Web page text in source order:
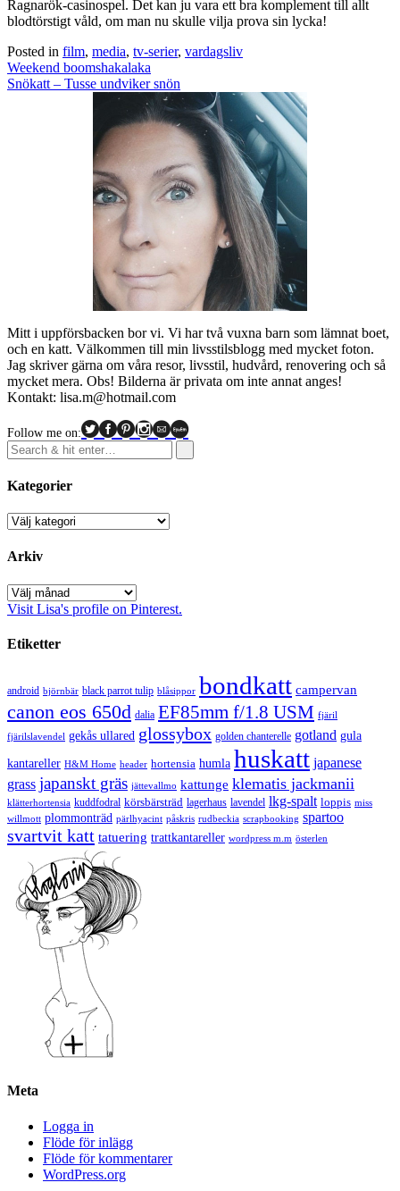
Ragnarök-casinospel. Det kan ju vara ett bra komplement till allt
blodtörstigt våld, om man nu skulle vilja prova sin lycka!
Posted in film, media, tv-serier, vardagsliv
Post
navigation
Weekend boomshakalaka
Snökatt – Tusse undviker snön
Mitt i uppförsbacken bor vi. Vi har två vuxna barn som lämnat boet,
och en katt. Välkommen till min livsstilsblogg med mycket foton.
Jag skriver gärna om våra resor, livsstil, hudvård, renovering och så
mycket mera. Obs! Bilderna är privata om inte annat anges!
Kontakt: lisa.m@hotmail.com
Follow me on:
Kategorier
Kategorier
Arkiv
Arkiv
Visit Lisa's profile on Pinterest.
Etiketter
android björnbär black parrot tulip blåsippor bondkatt campervan
canon eos 650d dalia EF85mm f/1.8 USM fjäril
fjärilslavendel gekås ullared glossybox golden chanterelle gotland gula
kantareller H&M Home header hortensia humla huskatt japanese
grass japanskt gräs jättevallmo kattunge klematis jackmanii
klätterhortensia kuddfodral körsbärsträd lagerhaus lavendel lkg-spalt loppis miss
willmott plommonträd pärlhyacint påskris rudbeckia scrapbooking spartoo
svartvit katt tatuering trattkantareller wordpress m.m österlen
Meta
Logga in
Flöde för inlägg
Flöde för kommentarer
WordPress.org